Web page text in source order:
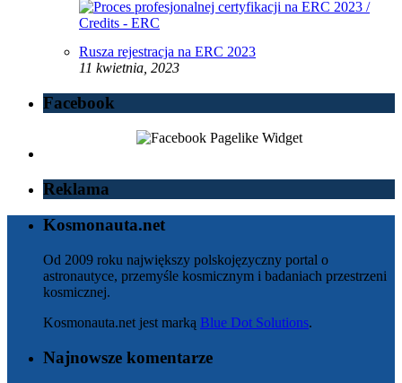
Rusza rejestracja na ERC 2023
11 kwietnia, 2023
Facebook
Reklama
Kosmonauta.net
Od 2009 roku największy polskojęzyczny portal o
astronautyce, przemyśle kosmicznym i badaniach przestrzeni
kosmicznej.
Kosmonauta.net jest marką Blue Dot Solutions.
Najnowsze komentarze